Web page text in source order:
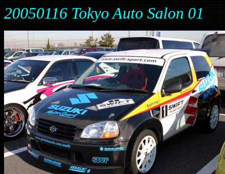
20050116 Tokyo Auto Salon 01